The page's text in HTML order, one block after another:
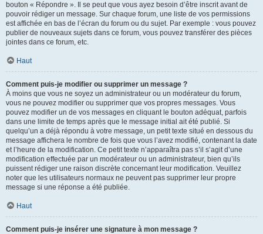
bouton « Répondre ». Il se peut que vous ayez besoin d’être inscrit avant de
pouvoir rédiger un message. Sur chaque forum, une liste de vos permissions
est affichée en bas de l’écran du forum ou du sujet. Par exemple : vous pouvez
publier de nouveaux sujets dans ce forum, vous pouvez transférer des pièces
jointes dans ce forum, etc.
Haut
Comment puis-je modifier ou supprimer un message ?
À moins que vous ne soyez un administrateur ou un modérateur du forum,
vous ne pouvez modifier ou supprimer que vos propres messages. Vous
pouvez modifier un de vos messages en cliquant le bouton adéquat, parfois
dans une limite de temps après que le message initial ait été publié. Si
quelqu’un a déjà répondu à votre message, un petit texte situé en dessous du
message affichera le nombre de fois que vous l’avez modifié, contenant la date
et l’heure de la modification. Ce petit texte n’apparaîtra pas s’il s’agit d’une
modification effectuée par un modérateur ou un administrateur, bien qu’ils
puissent rédiger une raison discrète concernant leur modification. Veuillez
noter que les utilisateurs normaux ne peuvent pas supprimer leur propre
message si une réponse a été publiée.
Haut
Comment puis-je insérer une signature à mon message ?